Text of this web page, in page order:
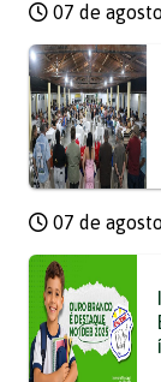
07 de
07 de